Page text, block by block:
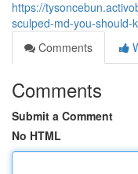
https://
sculped-md-you-should-
Comments
Comments
Submit a Comment
No HTML